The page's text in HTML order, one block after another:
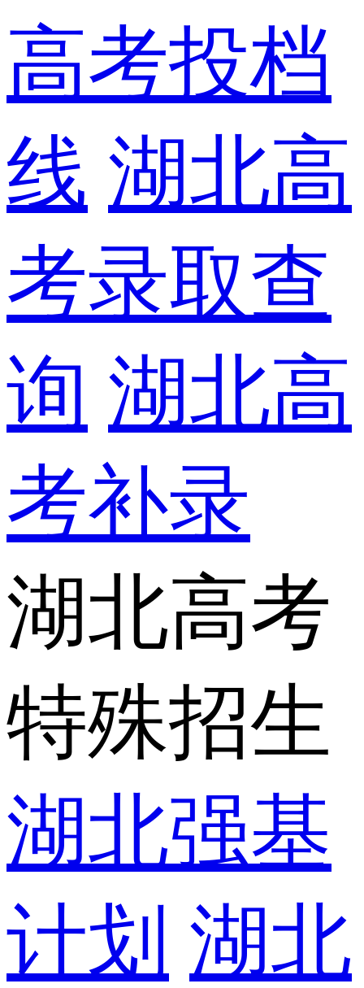
高考投档
线 湖北高
考录取查
询 湖北高
考补录
湖北高考
特殊招生
湖北强基
计划 湖北